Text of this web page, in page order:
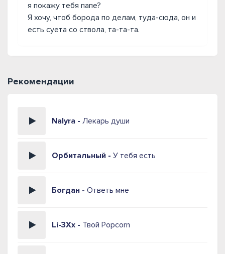
я покажу тебя папе?
Я хочу, чтоб борода по делам, туда-сюда, он и
есть суета со ствола, та-та-та.
Рекомендации
Nalyra - Лекарь души
Орбитальный - У тебя есть
Богдан - Ответь мне
Li-3Xx - Твой Popcorn